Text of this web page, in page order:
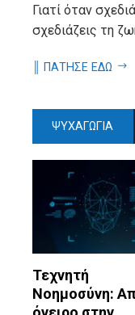
Γιατί όταν
σχεδιάζεις τη
║ ΠΑΤΗΣΕ ΕΔΩ
ΨΥΧΑΓΩΓΙΑ
Τεχνητή
Νοημοσύνη: